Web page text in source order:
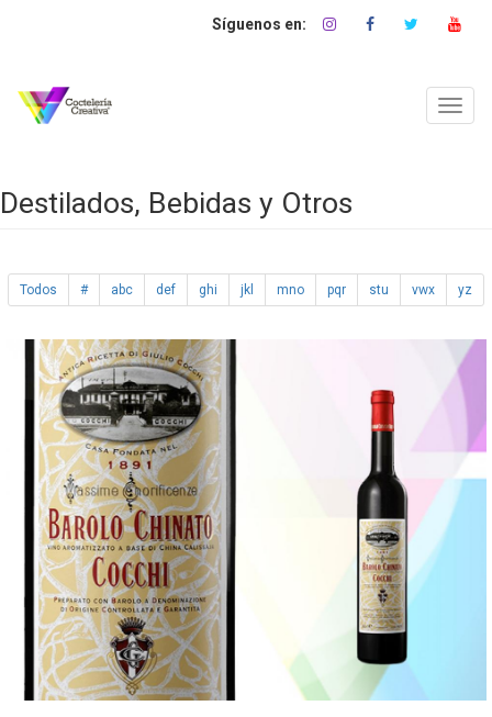
Destilados, Bebidas y Otros
Todos # abc def ghi jkl mno pqr stu vwx yz